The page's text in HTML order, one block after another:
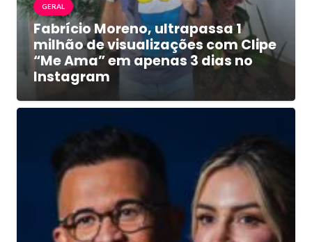
GERAL
Fabrício Moreno, ultrapassa 1
milhão de visualizações com Clipe
“Me Ama” em apenas 3 dias no
Instagram